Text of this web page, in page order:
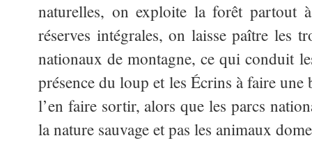
naturelles, on exploite la forêt partout
réserves intégrales, on laisse paître les
nationaux de montagne, ce qui conduit
présence du loup et les Écrins à faire une
l’en faire sortir, alors que les parcs
la nature sauvage et pas les animaux